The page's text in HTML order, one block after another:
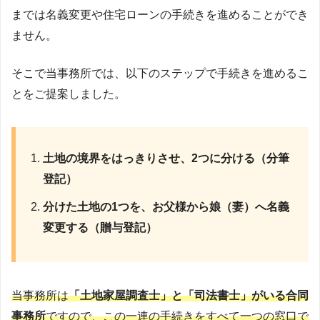
までは名義変更や住宅ローンの手続きを進めることができ
ません。
そこで当事務所では、以下のステップで手続きを進めるこ
とをご提案しました。
土地の境界をはっきりさせ、2つに分ける（分筆
登記）
分けた土地の1つを、お父様から娘（妻）へ名義
変更する（贈与登記）
当事務所は「土地家屋調査士」と「司法書士」がいる合同
事務所ですので、この一連の手続きをすべて一つの窓口で